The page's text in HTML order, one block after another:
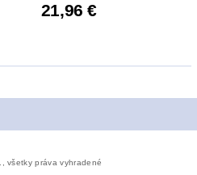
21,96 €
všetky práva vyhradené